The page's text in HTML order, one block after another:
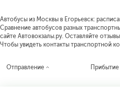
Автобусы из Москвы в Егорьевск:
Сравнение автобусов разных
сайте Автовокзалы.ру. Оставляйте
Чтобы увидеть контакты транспортной
Отправление Прибытие